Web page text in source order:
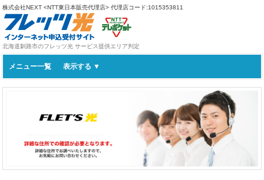
株式会社NEXT <NTT東日本販売代理店> 代理店コード:1015353811
北海道釧路市のフレッツ光 サービス提供エリア判定
メニュー一覧